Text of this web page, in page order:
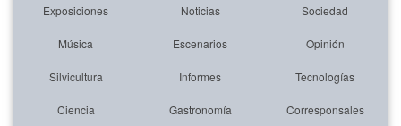
Exposiciones Noticias Sociedad
Música Escenarios Opinión
Silvicultura Informes Tecnologías
Ciencia Gastronomía Corresponsales